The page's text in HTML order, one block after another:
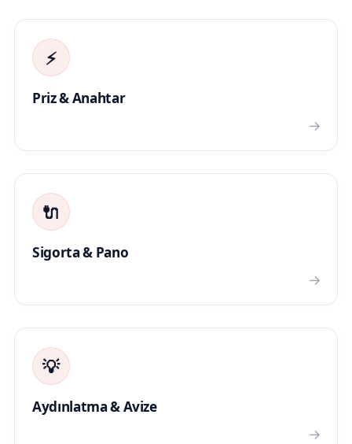
⚡
Priz & Anahtar
→
🔌
Sigorta & Pano
→
💡
Aydınlatma & Avize
→